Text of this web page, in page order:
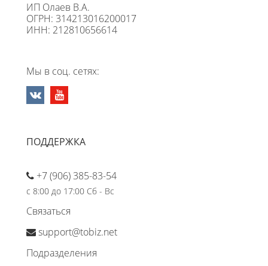
ИП Олаев В.А.
ОГРН: 314213016200017
ИНН: 212810656614
Мы в соц. сетях:
ПОДДЕРЖКА
+7 (906) 385-83-54
с 8:00 до 17:00 Сб - Вс
Связаться
support@tobiz.net
Подразделения